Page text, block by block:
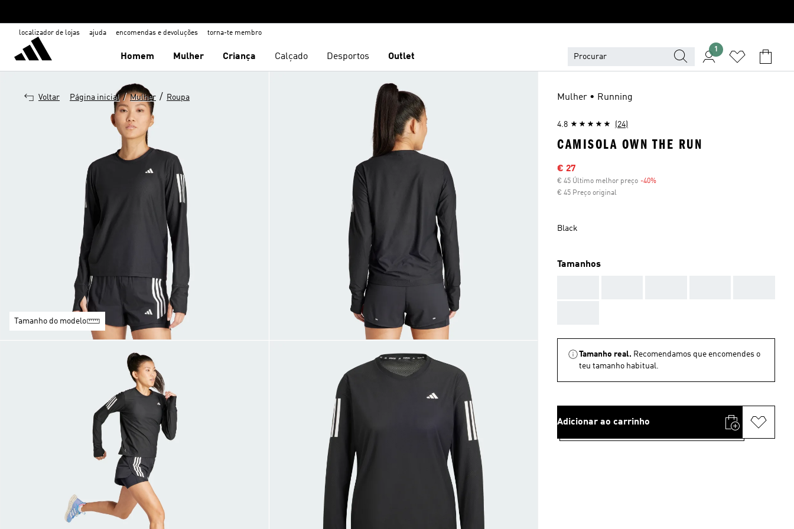
localizador de lojas ajuda encomendas e devoluções torna-te membro
Homem Mulher Criança Calçado Desportos Outlet
1
Voltar Página inicial / Mulher / Roupa
Tamanho do modelo
Mulher • Running
4.8 (24)
CAMISOLA OWN THE RUN
Preço com desconto
€ 27
€ 45 Último melhor preço -40%
€ 45 Preço original
Black
Tamanhos
Tamanho real. Recomendamos que encomendes o
teu tamanho habitual.
Adicionar ao carrinho